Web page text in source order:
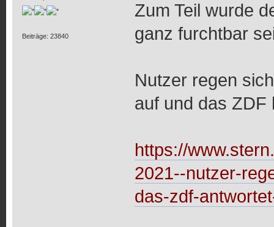
Beiträge: 23840
Zum Teil wurde
ganz furchtbar
Nutzer regen
auf und das ZDF
https://
2021--nutzer-
das-zdf-